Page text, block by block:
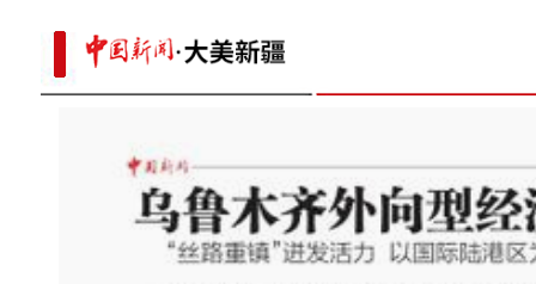
电影《大改水》在新